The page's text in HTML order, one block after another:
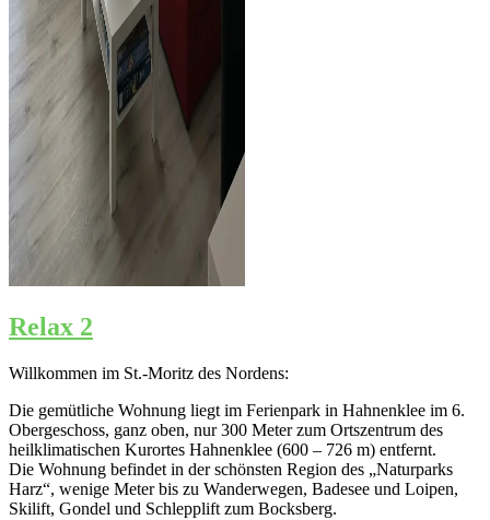
Relax 2
Willkommen im St.-Moritz des Nordens:
Die gemütliche Wohnung liegt im Ferienpark in Hahnenklee im 6.
Obergeschoss, ganz oben, nur 300 Meter zum Ortszentrum des
heilklimatischen Kurortes Hahnenklee (600 – 726 m) entfernt.
Die Wohnung befindet in der schönsten Region des „Naturparks
Harz“, wenige Meter bis zu Wanderwegen, Badesee und Loipen,
Skilift, Gondel und Schlepplift zum Bocksberg.